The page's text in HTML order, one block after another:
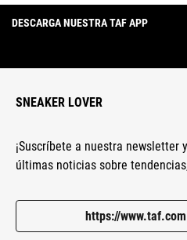
DESCARGA NUESTRA TAF APP
SNEAKER LOVER
¡Suscríbete a nuestra
últimas noticias sobre
https://